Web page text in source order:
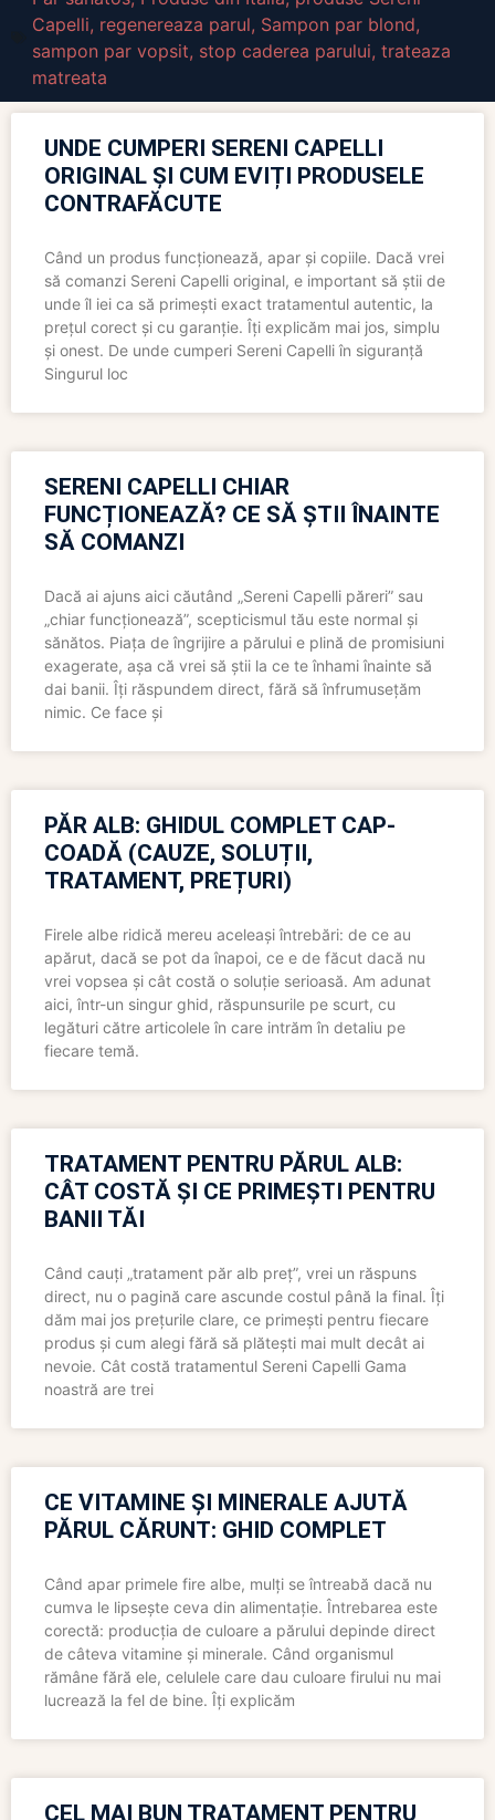
Capelli, regenereaza parul, Sampon par blond,
sampon par vopsit, stop caderea parului, trateaza
matreata
UNDE CUMPERI SERENI CAPELLI
ORIGINAL ȘI CUM EVIȚI PRODUSELE
CONTRAFĂCUTE
Când un produs funcționează, apar și copiile. Dacă vrei
să comanzi Sereni Capelli original, e important să știi de
unde îl iei ca să primești exact tratamentul autentic, la
prețul corect și cu garanție. Îți explicăm mai jos, simplu
și onest. De unde cumperi Sereni Capelli în siguranță
Singurul loc
SERENI CAPELLI CHIAR
FUNCȚIONEAZĂ? CE SĂ ȘTII ÎNAINTE
SĂ COMANZI
Dacă ai ajuns aici căutând „Sereni Capelli păreri” sau
„chiar funcționează”, scepticismul tău este normal și
sănătos. Piața de îngrijire a părului e plină de promisiuni
exagerate, așa că vrei să știi la ce te înhami înainte să
dai banii. Îți răspundem direct, fără să înfrumusețăm
nimic. Ce face și
PĂR ALB: GHIDUL COMPLET CAP-
COADĂ (CAUZE, SOLUȚII,
TRATAMENT, PREȚURI)
Firele albe ridică mereu aceleași întrebări: de ce au
apărut, dacă se pot da înapoi, ce e de făcut dacă nu
vrei vopsea și cât costă o soluție serioasă. Am adunat
aici, într-un singur ghid, răspunsurile pe scurt, cu
legături către articolele în care intrăm în detaliu pe
fiecare temă.
TRATAMENT PENTRU PĂRUL ALB:
CÂT COSTĂ ȘI CE PRIMEȘTI PENTRU
BANII TĂI
Când cauți „tratament păr alb preț”, vrei un răspuns
direct, nu o pagină care ascunde costul până la final. Îți
dăm mai jos prețurile clare, ce primești pentru fiecare
produs și cum alegi fără să plătești mai mult decât ai
nevoie. Cât costă tratamentul Sereni Capelli Gama
noastră are trei
CE VITAMINE ȘI MINERALE AJUTĂ
PĂRUL CĂRUNT: GHID COMPLET
Când apar primele fire albe, mulți se întreabă dacă nu
cumva le lipsește ceva din alimentație. Întrebarea este
corectă: producția de culoare a părului depinde direct
de câteva vitamine și minerale. Când organismul
rămâne fără ele, celulele care dau culoare firului nu mai
lucrează la fel de bine. Îți explicăm
CEL MAI BUN TRATAMENT PENTRU